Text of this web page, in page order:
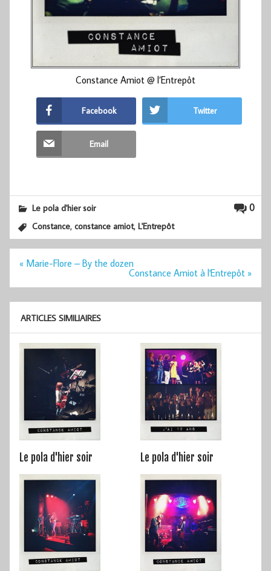
Constance Amiot @ l’Entrepôt
Facebook Twitter
Email
0
Le pola d'hier soir
Constance,constance amiot,L'Entrepôt
Navigation
« Marie-Flore – By the dozen
Constance Amiot à l'Entrepôt »
ARTICLES SIMILIAIRES
Le pola d'hier soir Le pola d'hier soir